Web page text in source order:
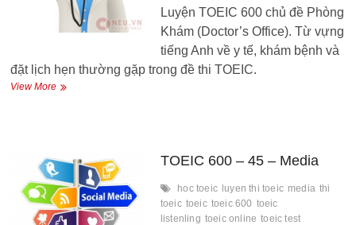
Luyện TOEIC 600 chủ đề Phòng
Khám (Doctor’s Office). Từ vựng
tiếng Anh về y tế, khám bệnh và
đặt lịch hẹn thường gặp trong đề thi TOEIC.
View MoreTOEIC
Doctor’s
Office
TOEIC 600 – 45 – Media
hoc toeic luyen thi toeic media thi
toeic toeic toeic 600 toeic
listenling toeic online toeic test